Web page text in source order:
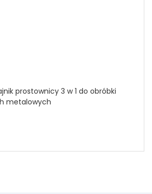
prostownicy 3 w 1 do obróbki
metalowych